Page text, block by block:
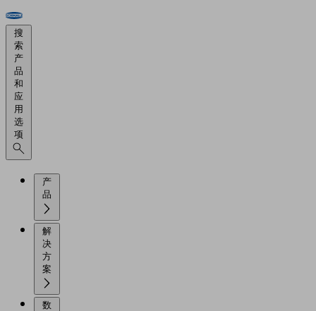
搜
索
产
品
和
应
用
选
项
产
解
决
方
数